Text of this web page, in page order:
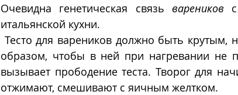
Очевидна генетическая связь вареников
итальянской кухни.
образом, чтобы в ней при нагревании не
вызывает прободение теста. Творог для
отжимают, смешивают с яичным желтком.